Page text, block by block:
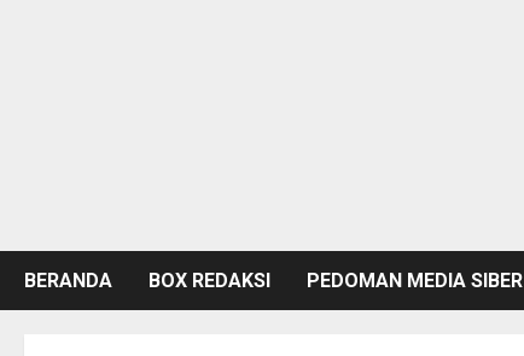
BERANDA BOX REDAKSI PEDOMAN MEDIA SIBER